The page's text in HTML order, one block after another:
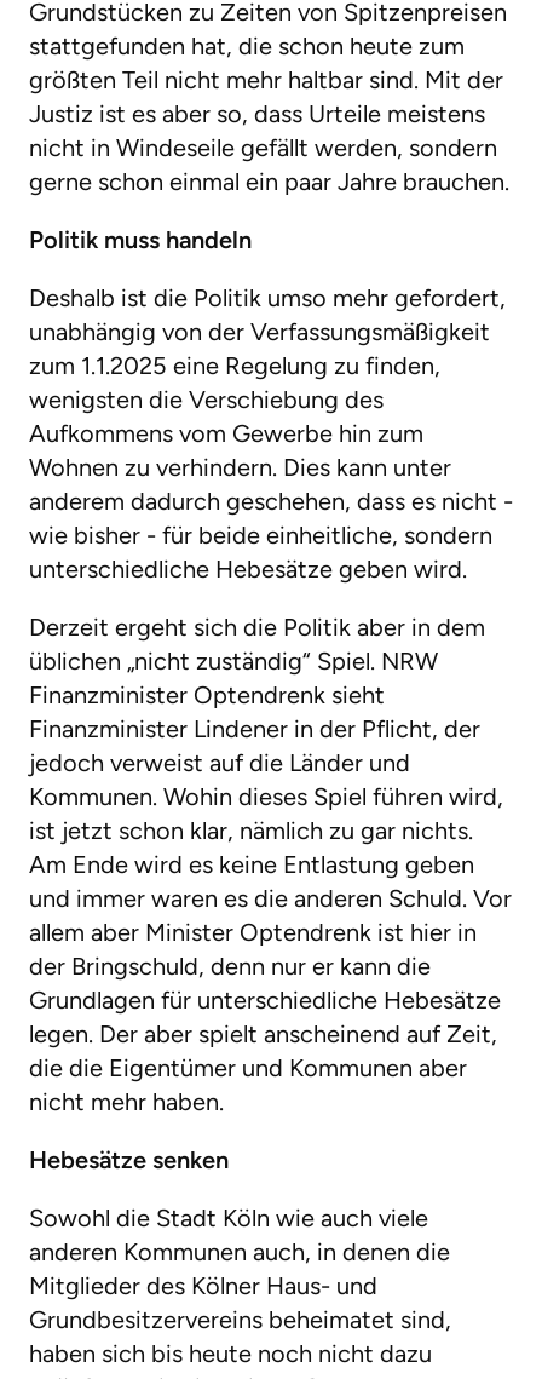
Grundstücken zu Zeiten von Spitzenpreisen
stattgefunden hat, die schon heute zum
größten Teil nicht mehr haltbar sind. Mit der
Justiz ist es aber so, dass Urteile meistens
nicht in Windeseile gefällt werden, sondern
gerne schon einmal ein paar Jahre brauchen.
Politik muss handeln
Deshalb ist die Politik umso mehr gefordert,
unabhängig von der Verfassungsmäßigkeit
zum 1.1.2025 eine Regelung zu finden,
wenigsten die Verschiebung des
Aufkommens vom Gewerbe hin zum
Wohnen zu verhindern. Dies kann unter
anderem dadurch geschehen, dass es nicht -
wie bisher - für beide einheitliche, sondern
unterschiedliche Hebesätze geben wird.
Derzeit ergeht sich die Politik aber in dem
üblichen „nicht zuständig“ Spiel. NRW
Finanzminister Optendrenk sieht
Finanzminister Lindener in der Pflicht, der
jedoch verweist auf die Länder und
Kommunen. Wohin dieses Spiel führen wird,
ist jetzt schon klar, nämlich zu gar nichts.
Am Ende wird es keine Entlastung geben
und immer waren es die anderen Schuld. Vor
allem aber Minister Optendrenk ist hier in
der Bringschuld, denn nur er kann die
Grundlagen für unterschiedliche Hebesätze
legen. Der aber spielt anscheinend auf Zeit,
die die Eigentümer und Kommunen aber
nicht mehr haben.
Hebesätze senken
Sowohl die Stadt Köln wie auch viele
anderen Kommunen auch, in denen die
Mitglieder des Kölner Haus- und
Grundbesitzervereins beheimatet sind,
haben sich bis heute noch nicht dazu